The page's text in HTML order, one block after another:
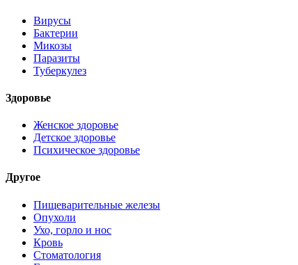
Вирусы
Бактерии
Микозы
Паразиты
Туберкулез
Здоровье
Женское здоровье
Детское здоровье
Психическое здоровье
Другое
Пищеварительные железы
Опухоли
Ухо, горло и нос
Кровь
Стоматология